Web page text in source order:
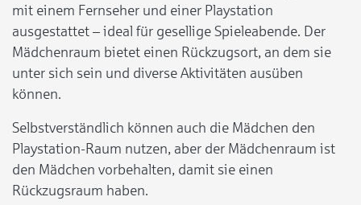
mit einem Fernseher und einer Playstation
ausgestattet – ideal für gesellige Spieleabende. Der
Mädchenraum bietet einen Rückzugsort, an dem sie
unter sich sein und diverse Aktivitäten ausüben
können.
Selbstverständlich können auch die Mädchen den
Playstation-Raum nutzen, aber der Mädchenraum ist
den Mädchen vorbehalten, damit sie einen
Rückzugsraum haben.